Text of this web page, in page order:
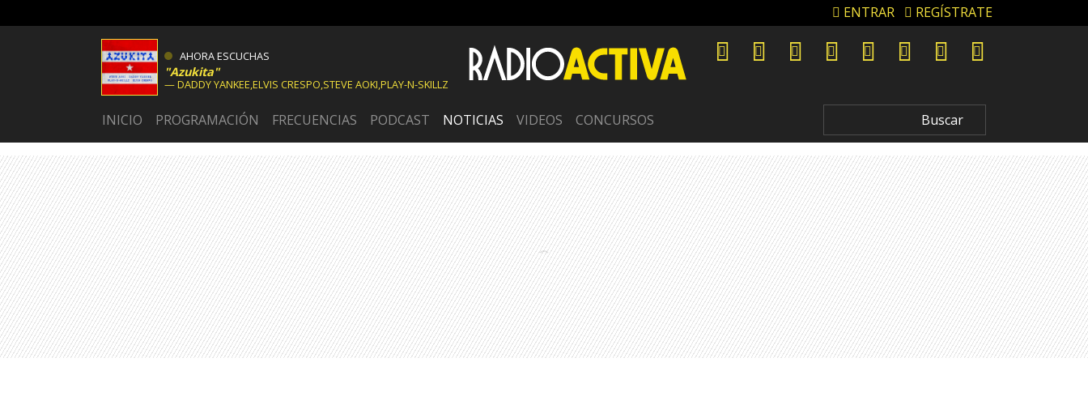
ENTRAR REGÍSTRATE
AHORA ESCUCHAS
Azukita
DADDY YANKEE,ELVIS CRESPO,STEVE AOKI,PLAY-N-SKILLZ
INICIO PROGRAMACIÓN FRECUENCIAS PODCAST NOTICIAS VIDEOS CONCURSOS